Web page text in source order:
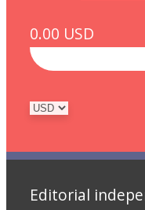
0.00 USD
Editorial